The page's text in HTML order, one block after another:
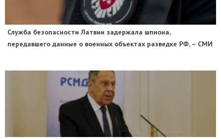
Служба безопасности Латвии задержала шпиона,
передавшего данные о военных объектах разведке РФ, – СМИ